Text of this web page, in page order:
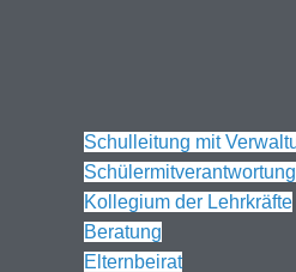
Schulleitung mit
Kollegium der Lehrkräfte
Beratung
Elternbeirat